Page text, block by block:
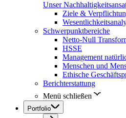
Unser
Ziele &
Schwerpunktbereiche
Netto-Null
HSSE
Management
Menschen und
Ethische
Berichterstattung
Menü schließen
Portfolio